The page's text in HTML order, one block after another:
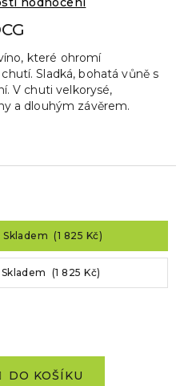
které ohromí
Sladká, bohatá vůně s
V chuti velkorysé,
a dlouhým závěrem.
(1 825 Kč)
(1 825 Kč)
DO KOŠÍKU